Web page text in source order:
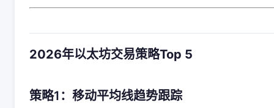
2026年以太坊交易策略Top 5
策略1：移动平均线趋势跟踪